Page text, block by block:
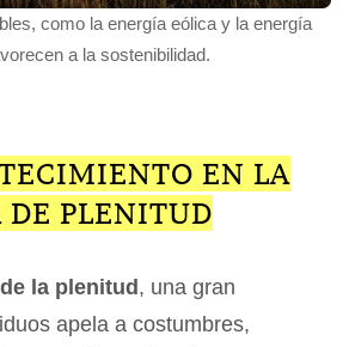
como la energía eólica y la energía
a la sostenibilidad.
EN LA
DE PLENITUD
la plenitud, una gran
apela a costumbres,